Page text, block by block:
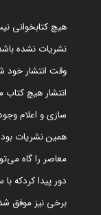
هیچ کتابخوانی
نشریات نشده
وقت انتشار خود
انتشار هیچ
سازی و اعلام
همین نشریات
معاصر را گاه
دور پیدا کردکه
برخی نیز موفق